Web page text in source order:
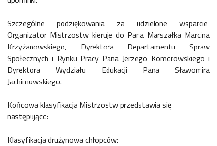
Szczególne podziękowania za udzielone wsparcie
Organizator Mistrzostw kieruje do Pana Marszałka Marcina
Krzyżanowskiego, Dyrektora Departamentu Spraw
Społecznych i Rynku Pracy Pana Jerzego Komorowskiego i
Dyrektora Wydziału Edukacji Pana Sławomira
Jachimowskiego.
Końcowa klasyfikacja Mistrzostw przedstawia się
następująco:
Klasyfikacja drużynowa chłopców: